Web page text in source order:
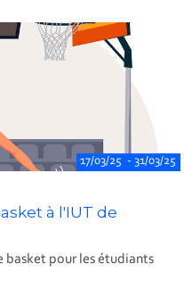
17/03/25 - 31/03/25
à l'IUT de
basket pour les étudiants